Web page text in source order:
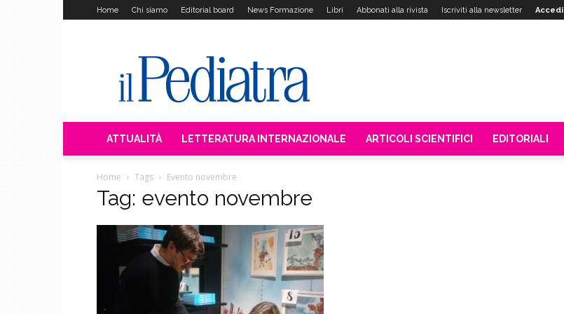
Home Chi siamo Editorial board News Formazione Libri Abbonati alla rivista Iscriviti alla newsletter Accedi
Pediatra
ATTUALITÀ LETTERATURA INTERNAZIONALE ARTICOLI SCIENTIFICI EDITORIALI
Home Tags Evento novembre
Tag: evento novembre